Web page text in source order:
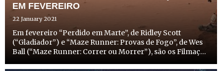
EM FEVEREIRO
22 January 2021
Em fevereiro “Perdido em Marte”, de Ridley Scott
(“Gladiador”) e “Maze Runner: Provas de Fogo”, de Wes
Ball (“Maze Runner: Correr ou Morrer”), são os Filmaços